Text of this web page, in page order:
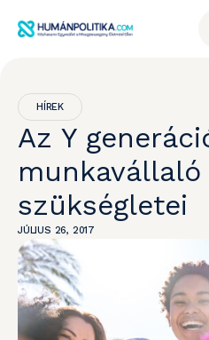
HÍREK
Az Y
munkavállaló
szükségletei
JÚLIUS 26, 2017